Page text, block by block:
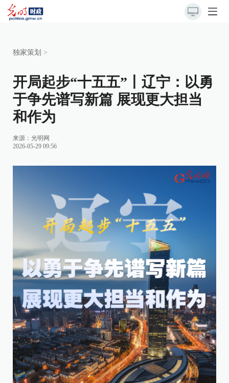
独家策划 >
开局起步“十五五”丨辽宁：以勇
于争先谱写新篇 展现更大担当
和作为
来源： 光明网
2026-05-29 09:56